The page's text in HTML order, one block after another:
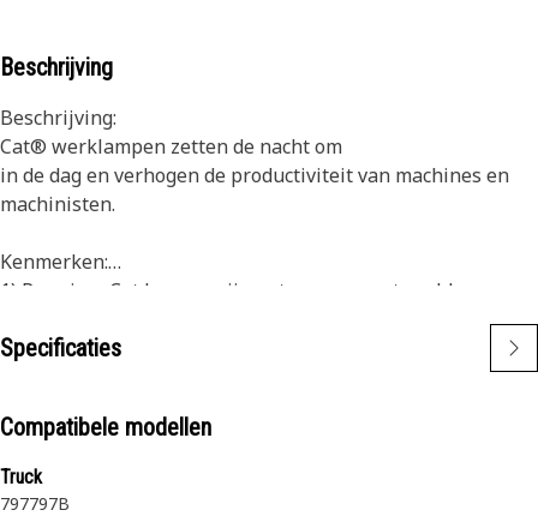
Beschrijving
Beschrijving:
Cat® werklampen zetten de nacht om
in de dag en verhogen de productiviteit van machines en
machinisten.
Kenmerken:
1) Premium Cat lampen zijn ontworpen om te voldoen aan
de veeleisende trillingsniveaus van zowel grote als kleine
machines
oudere machines
Toepassing:
Specificaties
Compatibele modellen
Truck
797797B